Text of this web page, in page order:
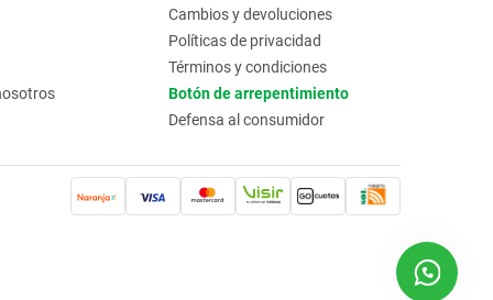
Cambios y devoluciones
Políticas de privacidad
Términos y condiciones
Botón de arrepentimiento
Defensa al consumidor